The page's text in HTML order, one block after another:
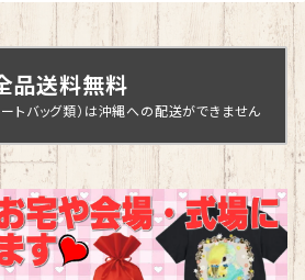
品送料無料
ートバッグ類）は沖縄への配送ができません